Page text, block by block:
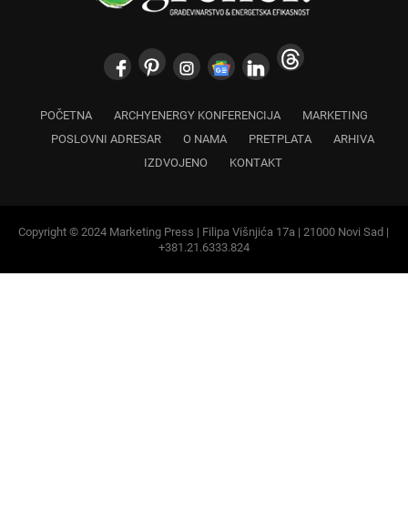
POČETNA ARCHYENERGY KONFERENCIJA
MARKETING
POSLOVNI ADRESAR
O NAMA PRETPLATA
ARHIVA
IZDVOJENO
KONTAKT
Copyright © 2024 Marketing Press | Filipa Višnjića 17a | 21000 Novi Sad |
+381.21.6333.824